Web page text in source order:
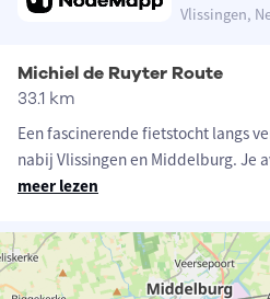
Vlissingen,
Michiel de Ruyter Route
33.1 km
Een fascinerende fietstocht langs
nabij Vlissingen en Middelburg. Je
meer lezen